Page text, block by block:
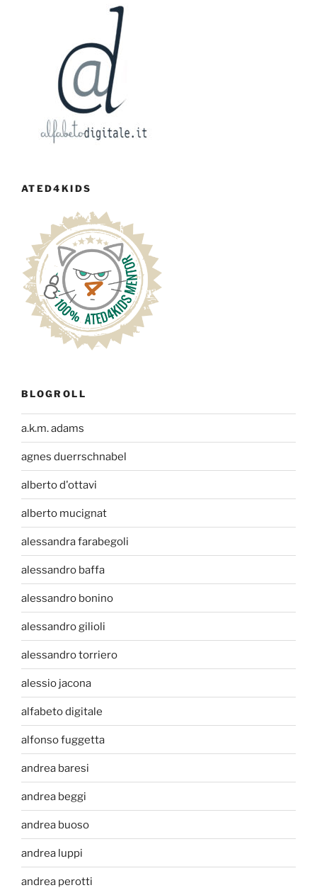
ATED4KIDS
BLOGROLL
a.k.m. adams
agnes duerrschnabel
alberto d'ottavi
alberto mucignat
alessandra farabegoli
alessandro baffa
alessandro bonino
alessandro gilioli
alessandro torriero
alessio jacona
alfabeto digitale
alfonso fuggetta
andrea baresi
andrea beggi
andrea buoso
andrea luppi
andrea perotti